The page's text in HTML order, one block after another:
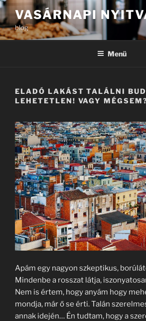
Tartalomhoz
VASÁRNAPI
blog
Menü
ELADÓ LAKÁST TALÁLNI
LEHETETLEN! VAGY
Apám egy nagyon szkeptikus,
Mindenbe a rosszat látja,
Nem is értem, hogy anyám hogy
mondja, már ő se érti. Talán
annak idején… Én tudtam, hogy a